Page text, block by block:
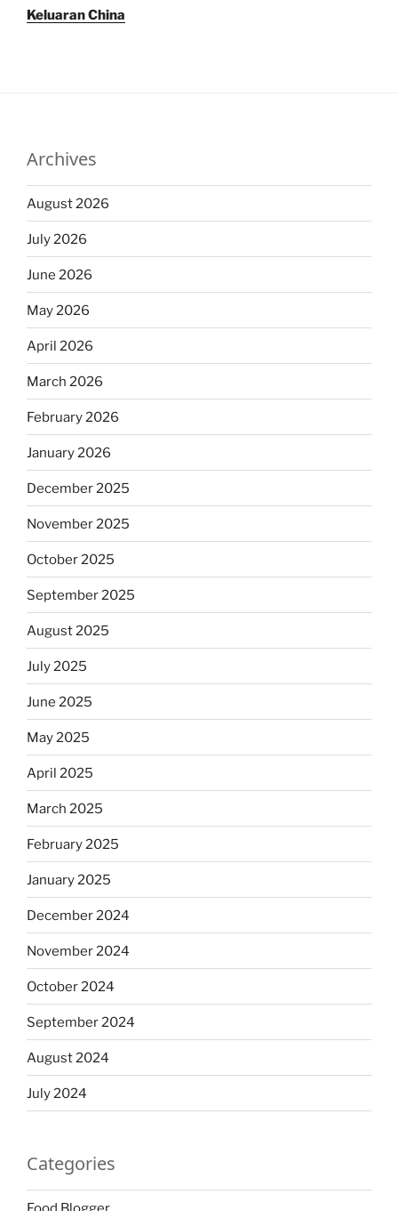
Keluaran China
Archives
August 2026
July 2026
June 2026
May 2026
April 2026
March 2026
February 2026
January 2026
December 2025
November 2025
October 2025
September 2025
August 2025
July 2025
June 2025
May 2025
April 2025
March 2025
February 2025
January 2025
December 2024
November 2024
October 2024
September 2024
August 2024
July 2024
Categories